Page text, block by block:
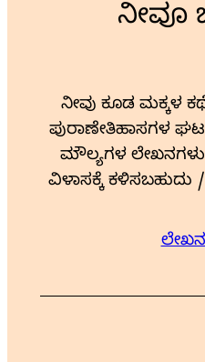
ನೀವು ಕೂಡ ಮಕ್ಕಳ
ಪುರಾಣೇತಿಹಾಸಗಳ
ಮೌಲ್ಯಗಳ
ವಿಳಾಸಕ್ಕೆ ಕಳಿಸಬಹುದು